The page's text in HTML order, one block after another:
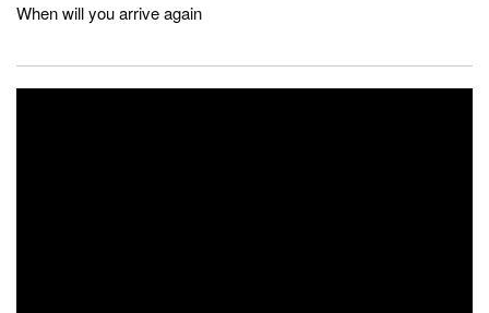
When will you arrive again